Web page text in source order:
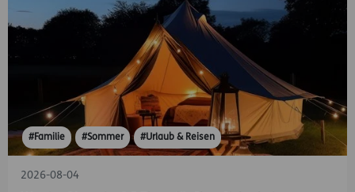
#Familie #Sommer #Urlaub & Reisen
2026-08-04